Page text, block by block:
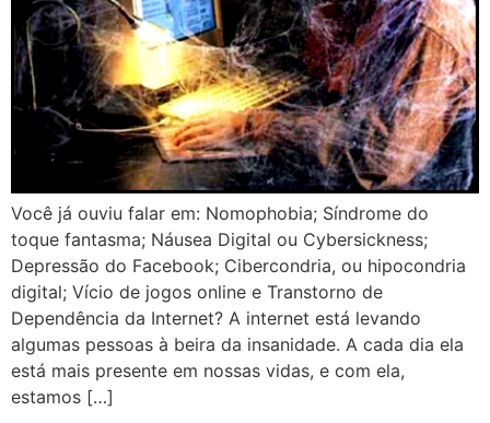
Você já ouviu falar em: Nomophobia; Síndrome do
toque fantasma; Náusea Digital ou Cybersickness;
Depressão do Facebook; Cibercondria, ou hipocondria
digital; Vício de jogos online e Transtorno de
Dependência da Internet? A internet está levando
algumas pessoas à beira da insanidade. A cada dia ela
está mais presente em nossas vidas, e com ela,
estamos […]